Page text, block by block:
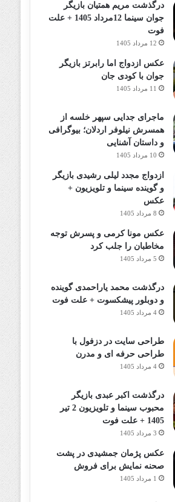
درگذشت مریم همتیان بازیگر
جوان سینما 12مرداد 1405 + علت
فوت
12 مرداد 1405
عکس ازدواج اما رابرتز بازیگر
جوان با کودی جان
11 مرداد 1405
ماجرای جدایی سپهر خلسه از
همسرش نیلوفر اردلان؛ بیوگرافی
و داستان آشنایی
10 مرداد 1405
ازدواج مجدد لیلی رشیدی بازیگر
و گوینده سینما و تلویزیون +
عکس
8 مرداد 1405
عکس مونا کرمی و پسرش توجه
مخاطبان را جلب کرد
5 مرداد 1405
درگذشت محمد یاراحمدی گوینده
و دوبلور پیشکسوت + علت فوت
4 مرداد 1405
طراحی سایت در دزفول با
طراحی حرفه‌ ای و مدرن
4 مرداد 1405
درگذشت اکبر عبدی بازیگر
محبوب سینما و تلویزیون 2 تیر
1405 + علت فوت
3 مرداد 1405
عکس پژمان جمشیدی در پشت
صحنه نمایش برای فروش
1 مرداد 1405